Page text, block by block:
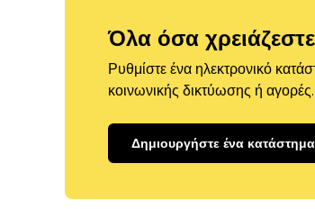
Όλα όσα
Ρυθμίστε ένα ηλεκτρονικό
κοινωνικής δικτύωσης ή αγορές.
Δημιουργήστε ένα κατάστημα